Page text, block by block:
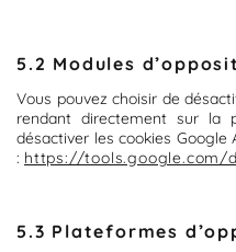
5.2 Modules
Vous pouvez choisir de
rendant directement sur la
désactiver les cookies Google
: https://tools.google.com/
5.3 Plateformes